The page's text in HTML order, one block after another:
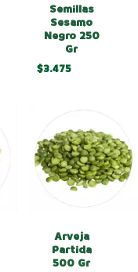
Semillas
Sesamo
Negro 250
Gr
$3.475
Arveja
Partida
500 Gr